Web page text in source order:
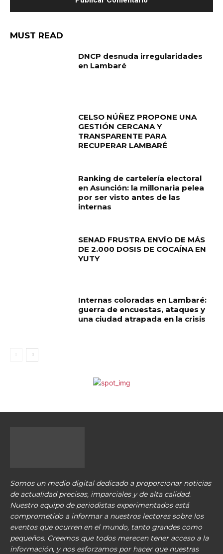
MUST READ
DNCP desnuda irregularidades
en Lambaré
CELSO NÚÑEZ PROPONE UNA
GESTIÓN CERCANA Y
TRANSPARENTE PARA
RECUPERAR LAMBARÉ
Ranking de cartelería electoral
en Asunción: la millonaria pelea
por ser visto antes de las
internas
SENAD FRUSTRA ENVÍO DE MÁS
DE 2.000 DOSIS DE COCAÍNA EN
YUTY
Internas coloradas en Lambaré:
guerra de encuestas, ataques y
una ciudad atrapada en la crisis
Somos un medio digital dedicado a proporcionar noticias
de actualidad precisas, imparciales y de alta calidad.
Nuestro equipo de periodistas experimentados está
comprometido a informar a nuestros lectores sobre los
eventos que ocurren en el mundo, tanto grandes como
pequeños. Creemos que todos merecen tener acceso a la
información, y nos esforzamos por hacer que nuestras